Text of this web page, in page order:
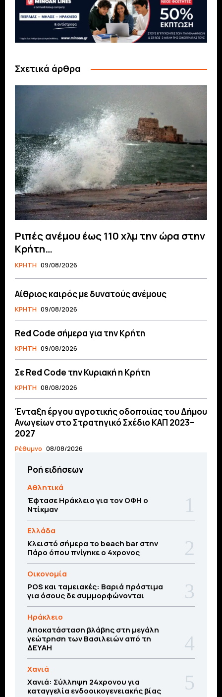
Σχετικά άρθρα
Ριπές ανέμου έως 110 χλμ την ώρα στην
Κρήτη…
ΚΡΗΤΗ 09/08/2026
Αίθριος καιρός με δυνατούς ανέμους
ΚΡΗΤΗ 09/08/2026
Red Code σήμερα για την Κρήτη
ΚΡΗΤΗ 09/08/2026
Σε Red Code την Κυριακή η Κρήτη
ΚΡΗΤΗ 08/08/2026
Ένταξη έργου αγροτικής οδοποιίας του Δήμου
Ανωγείων στο Στρατηγικό Σχέδιο ΚΑΠ 2023–
2027
Ρέθυμνο 08/08/2026
Ροή ειδήσεων
Αθλητικά
Έφτασε Ηράκλειο για τον ΟΦΗ ο
Ντίκμαν
Ελλάδα
Κλειστό σήμερα το beach bar στην
Πάρο όπου πνίγηκε ο 4χρονος
Οικονομία
POS και ταμειακές: Βαριά πρόστιμα
για όσους δε συμμορφώνονται
Ηράκλειο
Αποκατάσταση βλάβης στη μεγάλη
γεώτρηση των Βασιλειών από τη
ΔΕΥΑΗ
Χανιά
Χανιά: Σύλληψη 24χρονου για
καταγγελία ενδοοικογενειακής βίας